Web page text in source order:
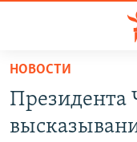
Вернуться
основному
содержанию
СПЕЦПРОЕКТЫ
НОВОСТИ
Президента